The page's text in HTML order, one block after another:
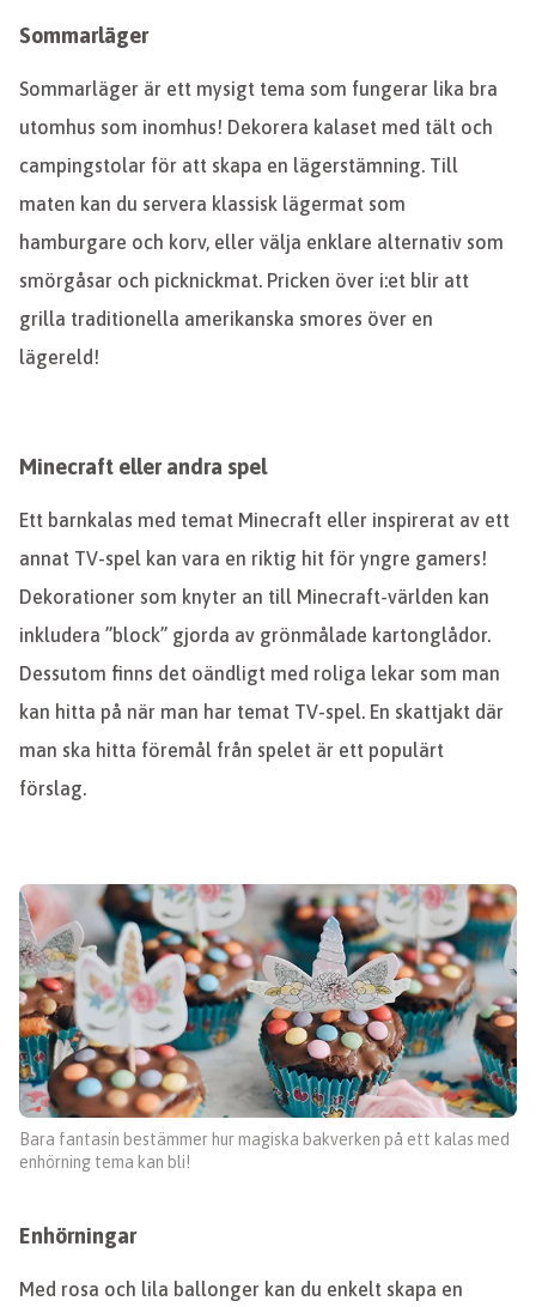
Sommarläger
Sommarläger är ett mysigt tema som fungerar lika bra
utomhus som inomhus! Dekorera kalaset med tält och
campingstolar för att skapa en lägerstämning. Till
maten kan du servera klassisk lägermat som
hamburgare och korv, eller välja enklare alternativ som
smörgåsar och picknickmat. Pricken över i:et blir att
grilla traditionella amerikanska smores över en
lägereld!
Minecraft eller andra spel
Ett barnkalas med temat Minecraft eller inspirerat av ett
annat TV-spel kan vara en riktig hit för yngre gamers!
Dekorationer som knyter an till Minecraft-världen kan
inkludera ”block” gjorda av grönmålade kartonglådor.
Dessutom finns det oändligt med roliga lekar som man
kan hitta på när man har temat TV-spel. En skattjakt där
man ska hitta föremål från spelet är ett populärt
förslag.
Bara fantasin bestämmer hur magiska bakverken på ett kalas med
enhörning tema kan bli!
Enhörningar
Med rosa och lila ballonger kan du enkelt skapa en